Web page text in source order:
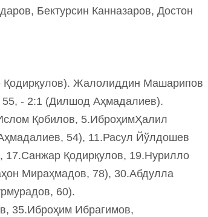
Бектурсин Канназаров, Достон
Қодирқулов). Жалолиддин Машарипов
55, - 2:1 (Дилшод Аҳмадалиев).
Қобилов, 5.ИброҳимҲалил
54), 11.Расул Йўлдошев
17.Санжар Қодирқулов, 19.Нурилло
Мираҳмадов, 78), 30.Абдулла
60).
35.Иброҳим Ибрагимов,